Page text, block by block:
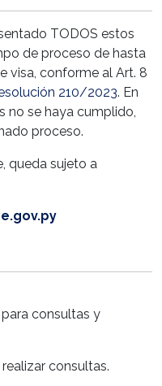
TODOS estos
de proceso de hasta
visa, conforme al Art. 8
210/2023. En
no se haya cumplido,
proceso.
queda sujeto a
para consultas y
consultas.